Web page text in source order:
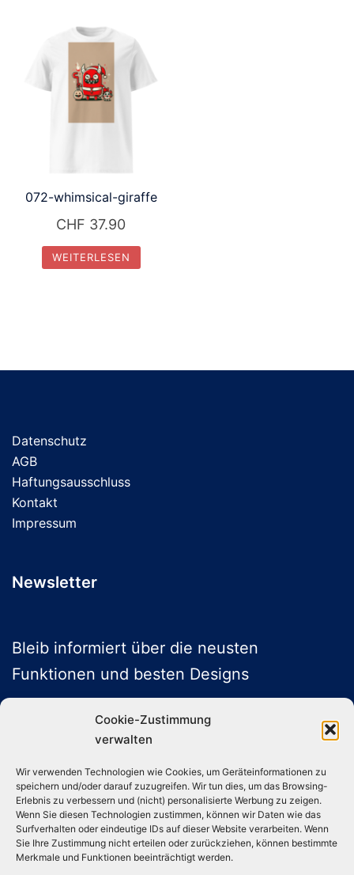
Cookie-Zustimmung
verwalten
Wir verwenden Technologien wie Cookies, um Geräteinformationen zu
speichern und/oder darauf zuzugreifen. Wir tun dies, um das Browsing-
Erlebnis zu verbessern und (nicht) personalisierte Werbung zu zeigen.
Wenn Sie diesen Technologien zustimmen, können wir Daten wie das
Surfverhalten oder eindeutige IDs auf dieser Website verarbeiten. Wenn
Sie Ihre Zustimmung nicht erteilen oder zurückziehen, können bestimmte
Merkmale und Funktionen beeinträchtigt werden.
072-whimsical-giraffe
CHF 37.90
WEITERLESEN
Datenschutz
AGB
Haftungsausschluss
Kontakt
Impressum
Newsletter
Bleib informiert über die neusten
Funktionen und besten Designs
ABONNIEREN
Folge uns auf Social Media